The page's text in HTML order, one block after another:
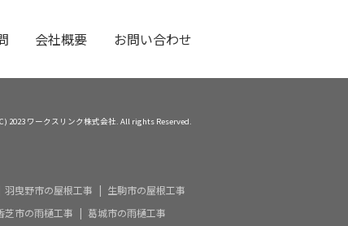
会社概要 お問い合わせ
2023 ワークスリンク株式会社. All rights Reserved.
羽曳野市の屋根工事
生駒市の屋根工事
芝市の雨樋工事 葛城市の雨樋工事